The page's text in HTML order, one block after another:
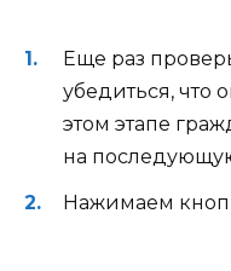
Еще раз
убедиться, что
этом этапе
на
Нажимаем